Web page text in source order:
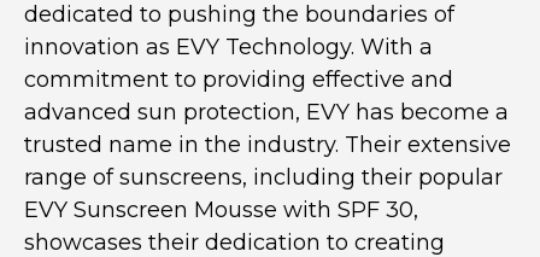
dedicated to pushing the boundaries of
innovation as EVY Technology. With a
commitment to providing effective and
advanced sun protection, EVY has become a
trusted name in the industry. Their extensive
range of sunscreens, including their popular
EVY Sunscreen Mousse with SPF 30,
showcases their dedication to creating